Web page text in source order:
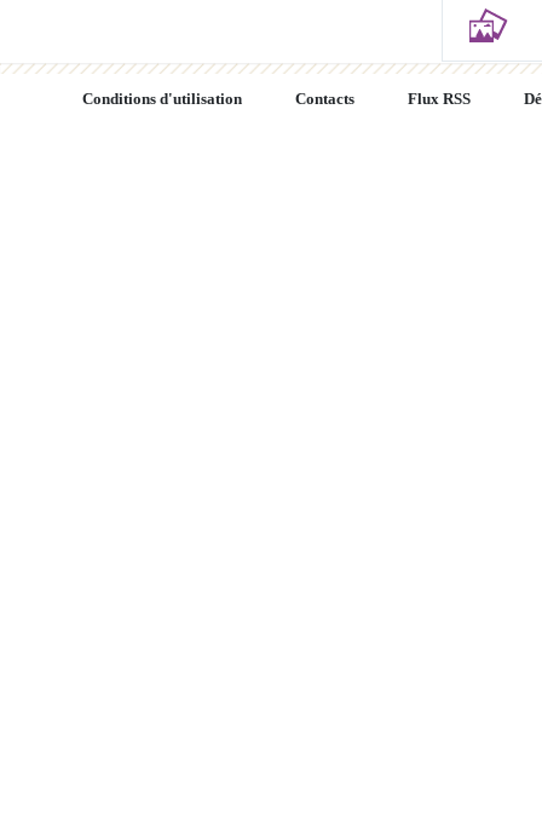
Conditions d'utilisation Contacts Flux RSS